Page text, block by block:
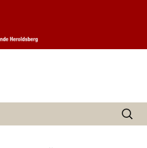
St.
um unsere
Suchen
nach: